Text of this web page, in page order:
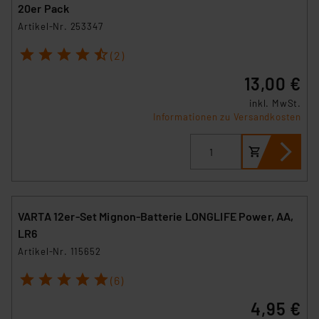
Link „Cookie Einstellungen“ anpassen oder widerrufen.
Die Rechtmäßigkeit der Speicherung, Abrufung und
Analyse bis zum Zeitpunkt des Widerrufs bleibt hiervon
führen, dass die Einstellungen nicht längerfristig
„Einige Drittanbieter verarbeiten personenbezogene
(1) lit. a DSGVO. Nähere Infos zu diesen Drittanbietern
Angemessenheitsbeschluss der EU. Dies bedeutet,
Datenschutz nach EU-Standards eingestuft wird. So
20er Pack
Artikel-Nr. 253347
1 2 3 4 5 (2)
13,00 €
inkl. MwSt.
Informationen zu Versandkosten
VARTA 12er-Set Mignon-Batterie LONGLIFE Power, AA,
LR6
Artikel-Nr. 115652
1 2 3 4 5 (6)
4,95 €